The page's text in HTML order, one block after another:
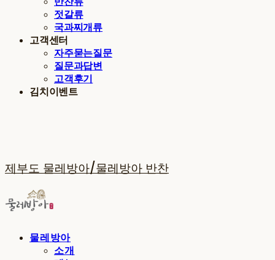
젓갈류
국과찌개류
고객센터
자주묻는질문
질문과답변
고객후기
김치이벤트
제부도 물레방아/물레방아 반찬
물레방아
소개